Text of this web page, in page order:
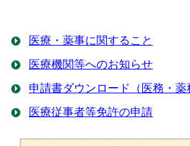
医療・薬事に関すること
医療機関等へのお知らせ
申請書ダウンロード（医務・薬
医療従事者等免許の申請